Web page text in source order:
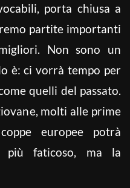
porta chiusa a
partite importanti
Non sono un
è: ci vorrà tempo per
quelli del passato.
molti alle prime
europee potrà
faticoso, ma la